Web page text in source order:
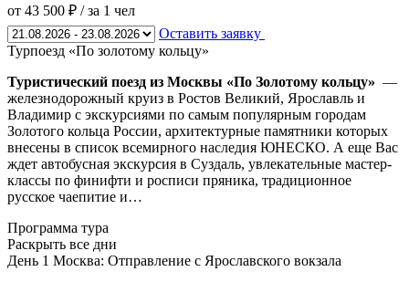
от 43 500 ₽ / за 1 чел
Оставить заявку
Турпоезд «По золотому кольцу»
Туристический поезд из Москвы «По Золотому кольцу» —
железнодорожный круиз в Ростов Великий, Ярославль и
Владимир с экскурсиями по самым популярным городам
Золотого кольца России, архитектурные памятники которых
внесены в список всемирного наследия ЮНЕСКО. А еще Вас
ждет автобусная экскурсия в Суздаль, увлекательные мастер-
классы по финифти и росписи пряника, традиционное
русское чаепитие и…
Программа тура
Раскрыть все дни
День 1 Москва: Отправление с Ярославского вокзала